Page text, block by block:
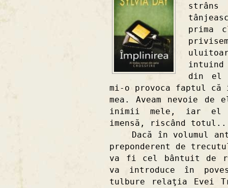
prima
intuind
din el
mi-o provoca faptul că
mea. Aveam nevoie de
inimii mele, iar el
imensă, riscând
Dacă în volumul
preponderent de
va fi cel bântuit de
va introduce în
tulbure relaţia Evei